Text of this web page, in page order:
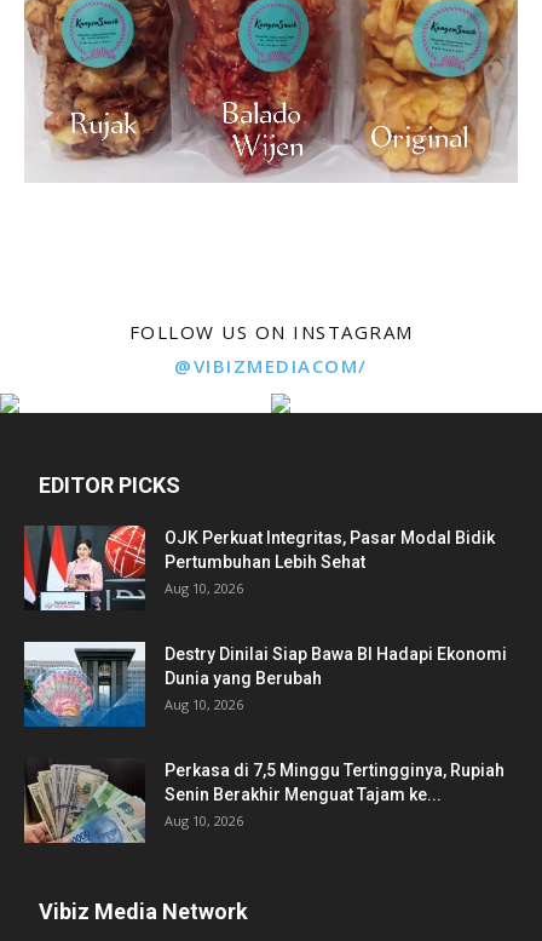
FOLLOW US ON INSTAGRAM
@VIBIZMEDIACOM/
EDITOR PICKS
OJK Perkuat Integritas, Pasar Modal Bidik
Pertumbuhan Lebih Sehat
Aug 10, 2026
Destry Dinilai Siap Bawa BI Hadapi Ekonomi
Dunia yang Berubah
Aug 10, 2026
Perkasa di 7,5 Minggu Tertingginya, Rupiah
Senin Berakhir Menguat Tajam ke...
Aug 10, 2026
Vibiz Media Network